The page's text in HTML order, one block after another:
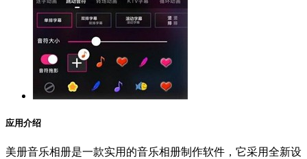
应用介绍
美册音乐相册是一款实用的音乐相册制作软件，它采用全新设